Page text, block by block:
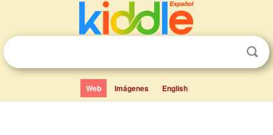
Web Imágenes English